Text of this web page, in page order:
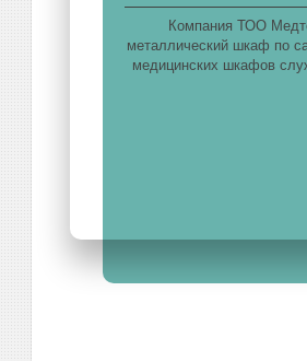
Компания ТОО
металлический шкаф по
медицинских шкафов